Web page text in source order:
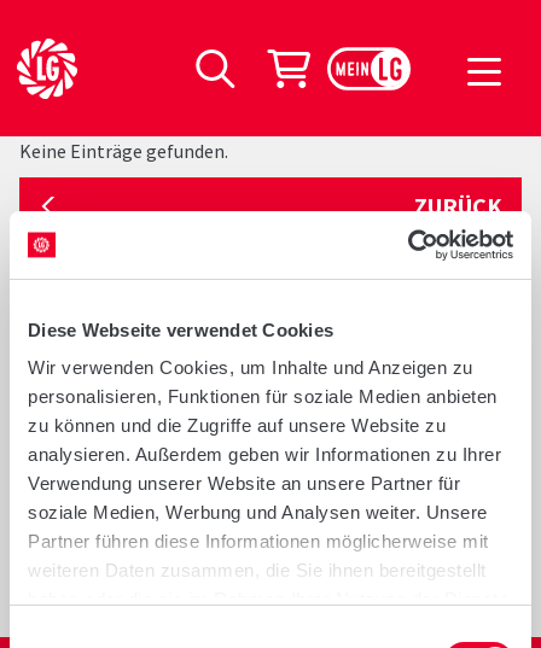
Diese Webseite verwendet Cookies
Wir verwenden Cookies, um Inhalte und Anzeigen zu
personalisieren, Funktionen für soziale Medien anbieten
zu können und die Zugriffe auf unsere Website zu
analysieren. Außerdem geben wir Informationen zu Ihrer
Verwendung unserer Website an unsere Partner für
soziale Medien, Werbung und Analysen weiter. Unsere
Partner führen diese Informationen möglicherweise mit
weiteren Daten zusammen, die Sie ihnen bereitgestellt
Einwilligungsauswahl
LG Seeds Logo
Suche
Warenkorb
Keine Einträge gefunden.
ZURÜCK
Suche| Kulturen|Verkaufsberater|
Unternehmen|Mediathek|Reservierung
Aktuelles